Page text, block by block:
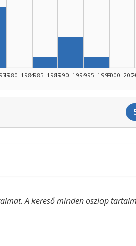
3
1980–1984
Szerző, 1985–1989: 1
1985–1989
Szerző,
1990–1994
Szerző,
1995–1999
A kereső minden oszlop